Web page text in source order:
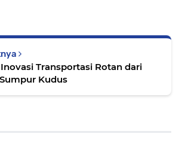
Transportasi Rotan dari
Kudus